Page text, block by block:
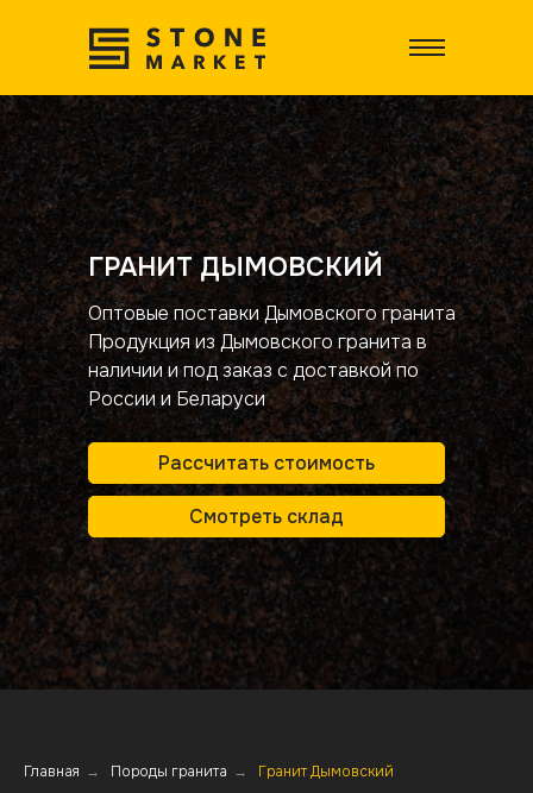
ГРАНИТ ДЫМОВСКИЙ
Рассчитать стоимость
Оптовые поставки Дымовского гранита
Продукция из Дымовского гранита в
наличии и под заказ с доставкой по
России и Беларуси
Смотреть склад
Главная → Породы гранита → Гранит Дымовский